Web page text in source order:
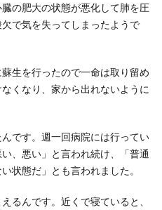
の肥大の状態が悪化して肺を圧
で気を失ってしまったようで
生を行ったので一命は取り留め
くなり、家から出れないように
です。週一回病院には行ってい
、悪い」と言われ続け、「普通
状態だ」とも言われました。
るんです。近くで寝ていると、